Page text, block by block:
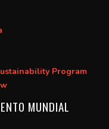
Program
MUNDIAL